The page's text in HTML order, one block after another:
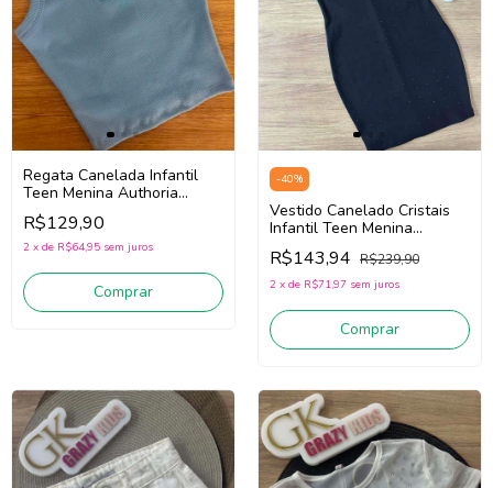
Regata Canelada Infantil
Teen Menina Authoria
R5954 (Azul Turqueza)
R$129,90
2 x de R$64,95 sem juros
Comprar
-40%
Vestido Canelado Cristais
Infantil Teen Menina
Authoria R4616 (Preto)
R$143,94 R$239,90
2 x de R$71,97 sem juros
Comprar